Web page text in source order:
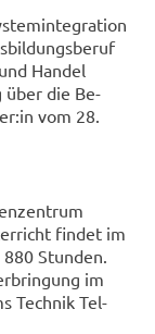
Han­del
über die Be­
vom 28.
fin­det im
Stun­den.
im
Tech­nik Tel­